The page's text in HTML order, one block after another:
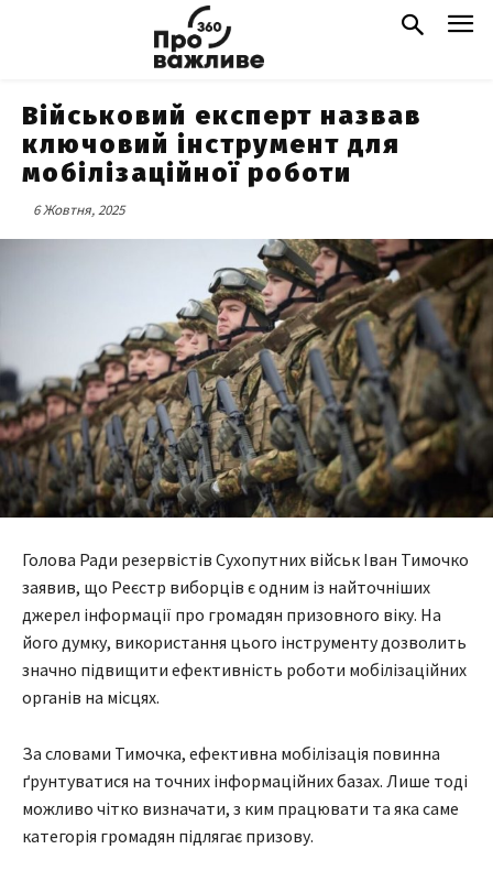
Військовий експерт назвав
ключовий інструмент для
мобілізаційної роботи
6 Жовтня, 2025
Голова Ради резервістів Сухопутних військ Іван Тимочко
заявив, що Реєстр виборців є одним із найточніших
джерел інформації про громадян призовного віку. На
його думку, використання цього інструменту дозволить
значно підвищити ефективність роботи мобілізаційних
органів на місцях.
За словами Тимочка, ефективна мобілізація повинна
ґрунтуватися на точних інформаційних базах. Лише тоді
можливо чітко визначати, з ким працювати та яка саме
категорія громадян підлягає призову.